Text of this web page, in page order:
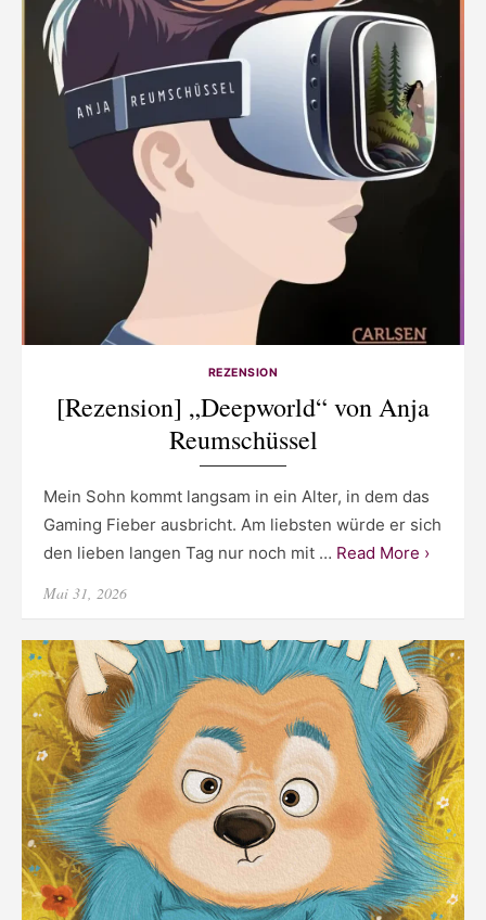
REZENSION
[Rezension] „Deepworld“ von Anja
Reumschüssel
Mein Sohn kommt langsam in ein Alter, in dem das
Gaming Fieber ausbricht. Am liebsten würde er sich
den lieben langen Tag nur noch mit … Read More ›
Posted
Mai 31, 2026